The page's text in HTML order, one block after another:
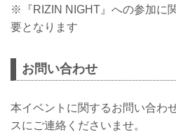
の皆さまと
容をご確認
※『RIZIN NIGHT』への参加に
要となります
お問い合わせ
本イベントに関するお問い合わ
スにご連絡くださいませ。